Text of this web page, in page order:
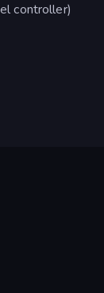
controller)